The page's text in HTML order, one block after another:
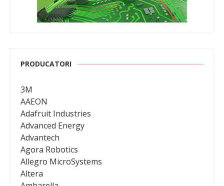
PRODUCATORI
3M
AAEON
Adafruit Industries
Advanced Energy
Advantech
Agora Robotics
Allegro MicroSystems
Altera